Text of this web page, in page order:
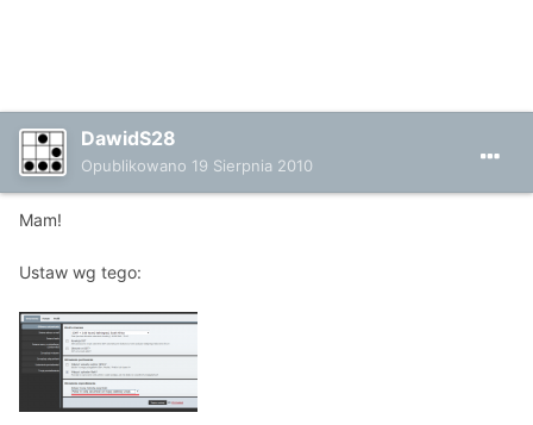
DawidS28
Opublikowano 19 Sierpnia 2010
Mam!
Ustaw wg tego: